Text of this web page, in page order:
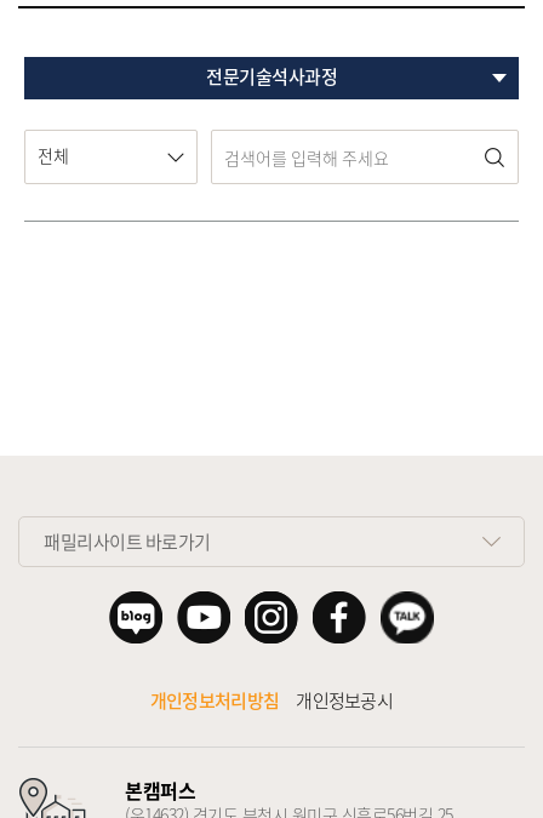
전문기술석사과정
전체
패밀리사이트 바로가기
개인정보처리방침 개인정보공시
본캠퍼스